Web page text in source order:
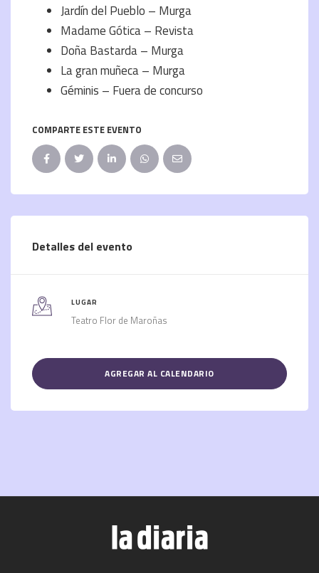
Jardín del Pueblo – Murga
Madame Gótica – Revista
Doña Bastarda – Murga
La gran muñeca – Murga
Géminis – Fuera de concurso
COMPARTE ESTE EVENTO
Detalles del evento
LUGAR
Teatro Flor de Maroñas
AGREGAR AL CALENDARIO